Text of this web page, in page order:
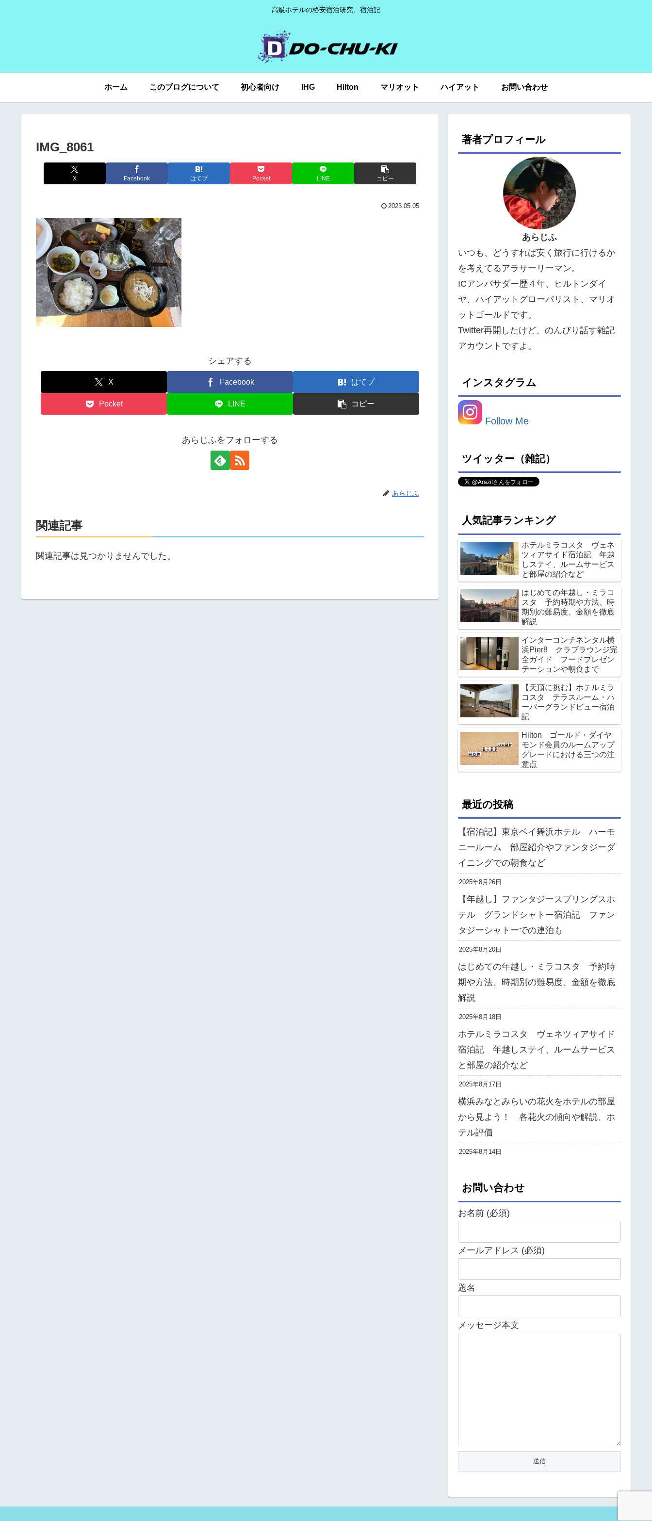
高級ホテルの格安宿泊研究、宿泊記
ホーム このブログについて 初心者向け IHG Hilton マリオット ハイアット お問い合わせ
IMG_8061
X Facebook はてブ Pocket LINE コピー
2023.05.05
シェアする
X Facebook はてブ
Pocket LINE コピー
あらじふをフォローする
あらじふ
関連記事
関連記事は見つかりませんでした。
著者プロフィール
あらじふ
いつも、どうすれば安く旅行に行けるか
を考えてるアラサーリーマン。
ICアンバサダー歴４年、ヒルトンダイ
ヤ、ハイアットグローバリスト、マリオ
ットゴールドです。
Twitter再開したけど、のんびり話す雑記
アカウントですよ。
インスタグラム
Follow Me
ツイッター（雑記）
人気記事ランキング
ホテルミラコスタ ヴェネ
ツィアサイド宿泊記 年越
しステイ、ルームサービス
と部屋の紹介など
はじめての年越し・ミラコ
スタ 予約時期や方法、時
期別の難易度、金額を徹底
解説
インターコンチネンタル横
浜Pier8 クラブラウンジ完
全ガイド フードプレゼン
テーションや朝食まで
【天頂に挑む】ホテルミラ
コスタ テラスルーム・ハ
ーバーグランドビュー宿泊
記
Hilton ゴールド・ダイヤ
モンド会員のルームアップ
グレードにおける三つの注
意点
最近の投稿
【宿泊記】東京ベイ舞浜ホテル ハーモ
ニールーム 部屋紹介やファンタジーダ
イニングでの朝食など
2025年8月26日
【年越し】ファンタジースプリングスホ
テル グランドシャトー宿泊記 ファン
タジーシャトーでの連泊も
2025年8月20日
はじめての年越し・ミラコスタ 予約時
期や方法、時期別の難易度、金額を徹底
解説
2025年8月18日
ホテルミラコスタ ヴェネツィアサイド
宿泊記 年越しステイ、ルームサービス
と部屋の紹介など
2025年8月17日
横浜みなとみらいの花火をホテルの部屋
から見よう！ 各花火の傾向や解説、ホ
テル評価
2025年8月14日
お問い合わせ
お名前 (必須)
メールアドレス (必須)
題名
メッセージ本文